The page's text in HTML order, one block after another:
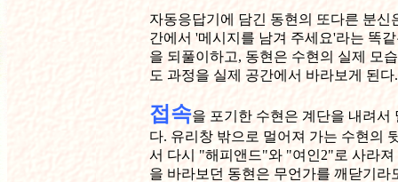
자동응답기에 담긴 동현의 또다른 분신
간에서 '메시지를 남겨 주세요'라는 똑
을 되풀이하고, 동현은 수현의 실제 모
도 과정을 실제 공간에서 바라보게 된
접속을 포기한 수현은 계단을 내려서
다. 유리창 밖으로 멀어져 가는 수현의
서 다시 "해피앤드"와 "여인2"로 사라져
을 바라보던 동현은 무언가를 깨닫기라